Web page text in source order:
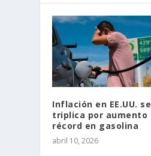
Inflación en EE.UU. se
triplica por aumento
récord en gasolina
abril 10, 2026